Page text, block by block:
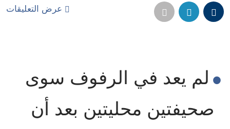
عرض التعليقات
لم يعد في الرفوف سوى
صحيفتين محليتين بعد أن